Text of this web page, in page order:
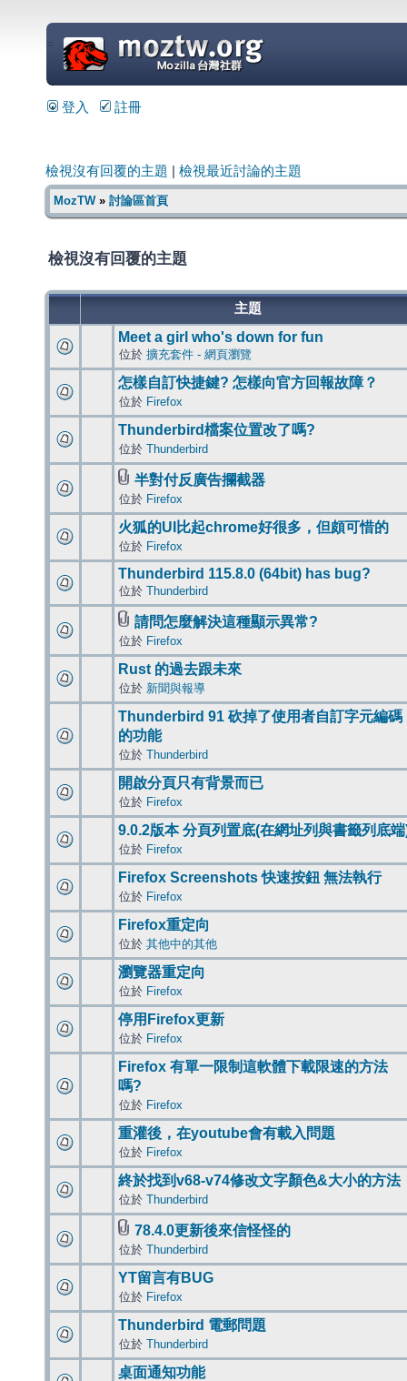
=
登入 註冊
檢視沒有回覆的主題 檢視最近討論的主題
MozTW» 討論區首頁
檢視沒有回覆的主題
主題
Meet a girl who's down for fun
位於 擴充套件 - 網頁瀏覽
怎樣自訂快捷鍵? 怎樣向官方回報故障？
位於 Firefox
Thunderbird檔案位置改了嗎?
位於 Thunderbird
半對付反廣告攔截器
位於 Firefox
火狐的UI比起chrome好很多，但頗可惜的
位於 Firefox
Thunderbird 115.8.0 (64bit) has bug?
位於 Thunderbird
請問怎麼解決這種顯示異常?
位於 Firefox
Rust 的過去跟未來
位於 新聞與報導
Thunderbird 91 砍掉了使用者自訂字元編碼
的功能
位於 Thunderbird
開啟分頁只有背景而已
位於 Firefox
9.0.2版本 分頁列置底(在網址列與書籤列底
位於 Firefox
Firefox Screenshots 快速按鈕 無法執行
位於 Firefox
Firefox重定向
位於 其他中的其他
瀏覽器重定向
位於 Firefox
停用Firefox更新
位於 Firefox
Firefox 有單一限制這軟體下載限速的方法
嗎?
位於 Firefox
重灌後，在youtube會有載入問題
位於 Firefox
終於找到v68-v74修改文字顏色&大小的方法
位於 Thunderbird
78.4.0更新後來信怪怪的
位於 Thunderbird
YT留言有BUG
位於 Firefox
Thunderbird 電郵問題
位於 Thunderbird
桌面通知功能